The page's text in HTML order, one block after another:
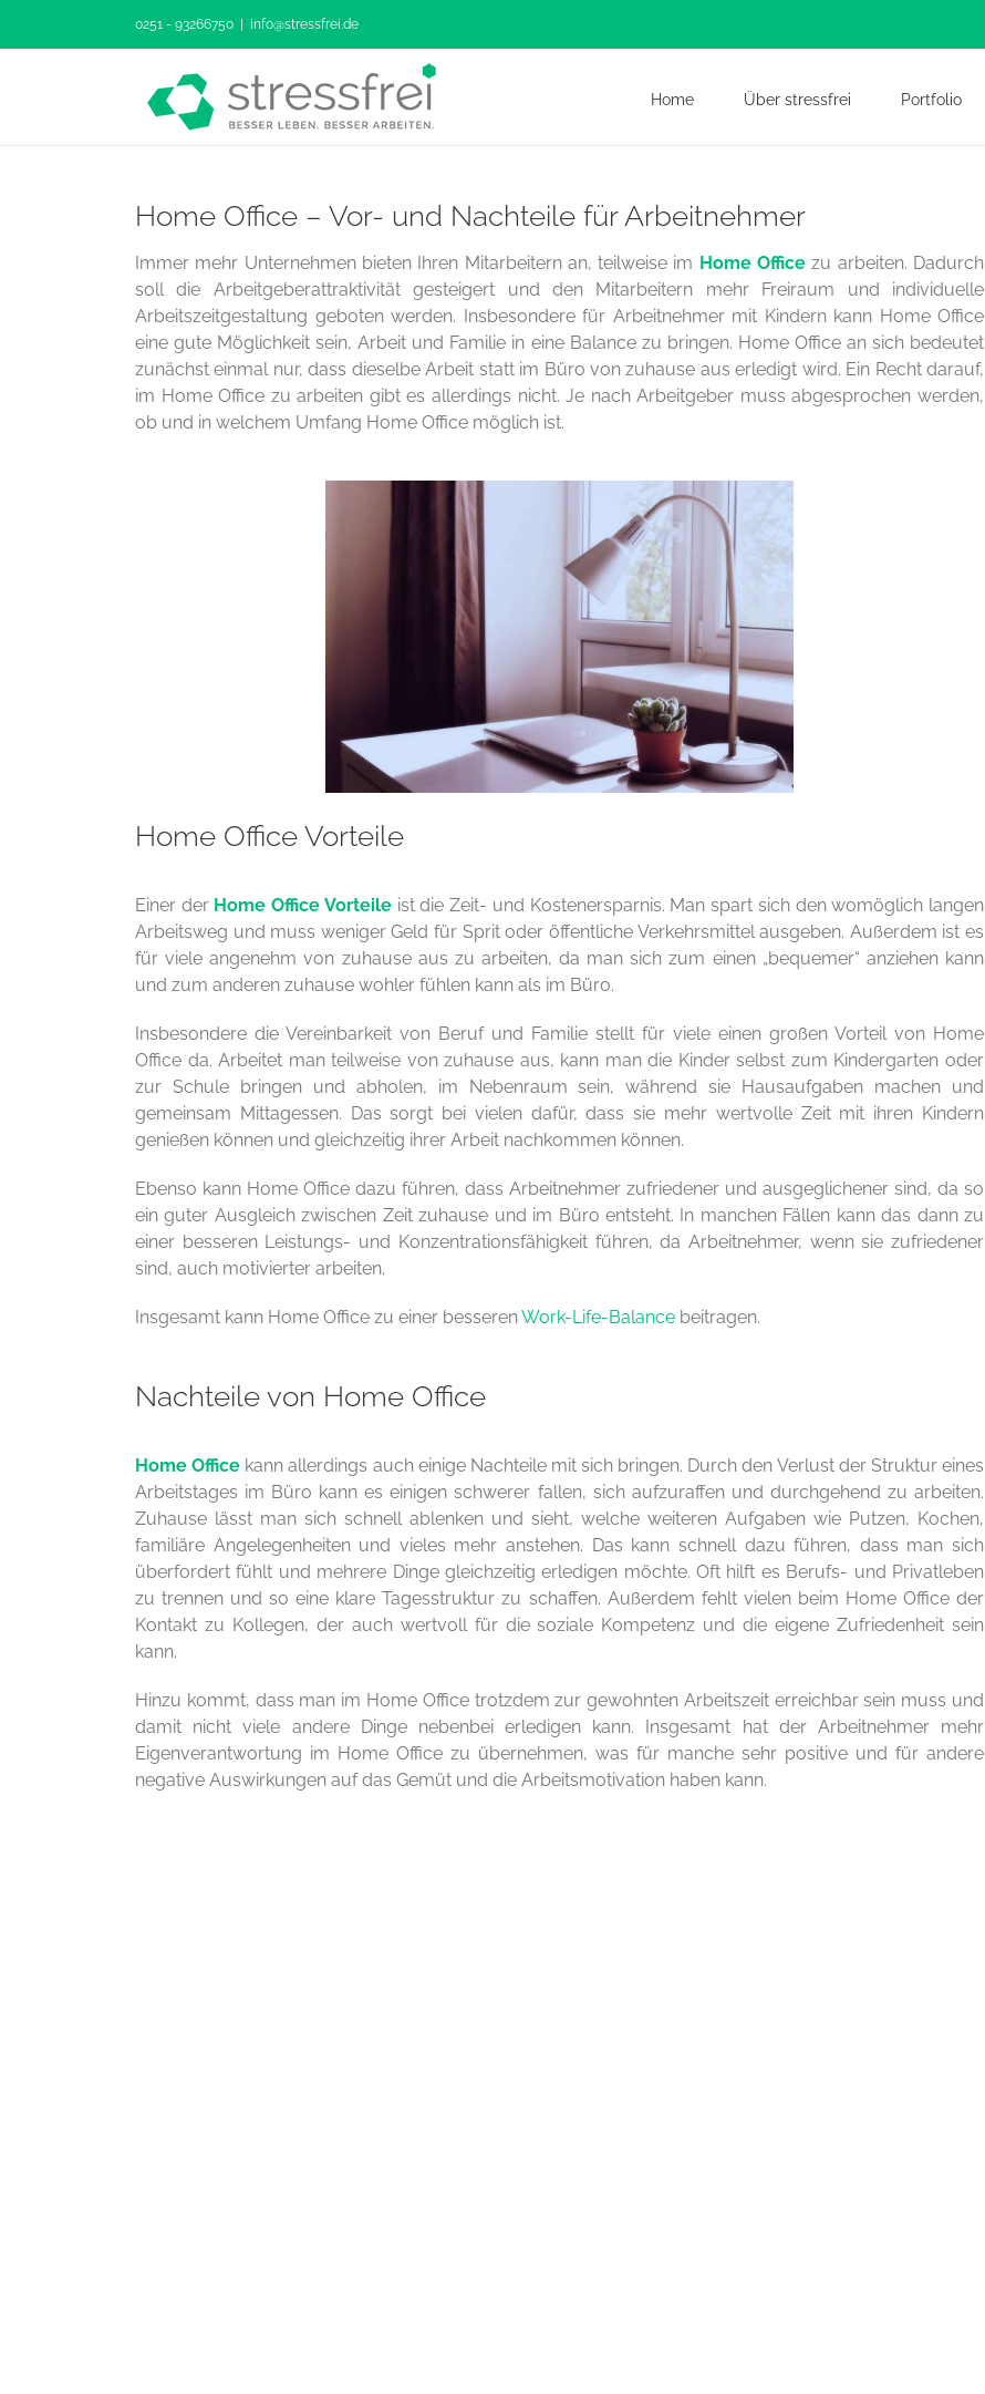
0251 - 93266750 info@stressfrei.de
Home Über stressfrei Portfolio
Home Office – Vor- und Nachteile für Arbeitnehmer
Immer mehr Unternehmen bieten Ihren Mitarbeitern an, teilweise im Home Office zu arbeiten. Dadurch
soll die Arbeitgeberattraktivität gesteigert und den Mitarbeitern mehr Freiraum und individuelle
Arbeitszeitgestaltung geboten werden. Insbesondere für Arbeitnehmer mit Kindern kann Home Office
eine gute Möglichkeit sein, Arbeit und Familie in eine Balance zu bringen. Home Office an sich bedeutet
zunächst einmal nur, dass dieselbe Arbeit statt im Büro von zuhause aus erledigt wird. Ein Recht darauf,
im Home Office zu arbeiten gibt es allerdings nicht. Je nach Arbeitgeber muss abgesprochen werden,
ob und in welchem Umfang Home Office möglich ist.
Home Office Vorteile
Einer der Home Office Vorteileist die Zeit- und Kostenersparnis. Man spart sich den womöglich langen
Arbeitsweg und muss weniger Geld für Sprit oder öffentliche Verkehrsmittel ausgeben. Außerdem ist es
für viele angenehm von zuhause aus zu arbeiten, da man sich zum einen „bequemer“ anziehen kann
und zum anderen zuhause wohler fühlen kann als im Büro.
Insbesondere die Vereinbarkeit von Beruf und Familie stellt für viele einen großen Vorteil von Home
Office da. Arbeitet man teilweise von zuhause aus, kann man die Kinder selbst zum Kindergarten oder
zur Schule bringen und abholen, im Nebenraum sein, während sie Hausaufgaben machen und
gemeinsam Mittagessen. Das sorgt bei vielen dafür, dass sie mehr wertvolle Zeit mit ihren Kindern
genießen können und gleichzeitig ihrer Arbeit nachkommen können.
Ebenso kann Home Office dazu führen, dass Arbeitnehmer zufriedener und ausgeglichener sind, da so
ein guter Ausgleich zwischen Zeit zuhause und im Büro entsteht. In manchen Fällen kann das dann zu
einer besseren Leistungs- und Konzentrationsfähigkeit führen, da Arbeitnehmer, wenn sie zufriedener
sind, auch motivierter arbeiten.
Insgesamt kann Home Office zu einer besserenWork-Life-Balance beitragen.
Nachteile von Home Office
Home Office kann allerdings auch einige Nachteile mit sich bringen. Durch den Verlust der Struktur eines
Arbeitstages im Büro kann es einigen schwerer fallen, sich aufzuraffen und durchgehend zu arbeiten.
Zuhause lässt man sich schnell ablenken und sieht, welche weiteren Aufgaben wie Putzen, Kochen,
familiäre Angelegenheiten und vieles mehr anstehen. Das kann schnell dazu führen, dass man sich
überfordert fühlt und mehrere Dinge gleichzeitig erledigen möchte. Oft hilft es Berufs- und Privatleben
zu trennen und so eine klare Tagesstruktur zu schaffen. Außerdem fehlt vielen beim Home Office der
Kontakt zu Kollegen, der auch wertvoll für die soziale Kompetenz und die eigene Zufriedenheit sein
kann.
Hinzu kommt, dass man im Home Office trotzdem zur gewohnten Arbeitszeit erreichbar sein muss und
damit nicht viele andere Dinge nebenbei erledigen kann. Insgesamt hat der Arbeitnehmer mehr
Eigenverantwortung im Home Office zu übernehmen, was für manche sehr positive und für andere
negative Auswirkungen auf das Gemüt und die Arbeitsmotivation haben kann.